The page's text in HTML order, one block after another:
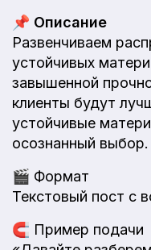
📌 Описание
Развенчиваем
устойчивых
завышенной
клиенты будут
устойчивые
осознанный выбор.
🎬 Формат
Текстовый пост с
🧲 Пример подачи